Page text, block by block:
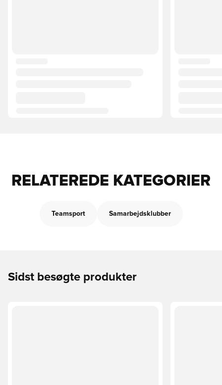
RELATEREDE KATEGORIER
Teamsport Samarbejdsklubber
Sidst besøgte produkter